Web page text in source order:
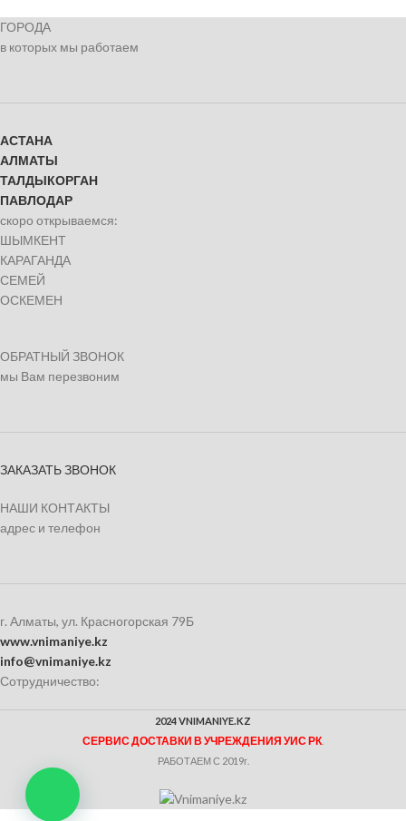
ГОРОДА
в которых мы работаем
АСТАНА
АЛМАТЫ
ТАЛДЫКОРГАН
ПАВЛОДАР
скоро открываемся:
ШЫМКЕНТ
КАРАГАНДА
СЕМЕЙ
ОСКЕМЕН
ОБРАТНЫЙ ЗВОНОК
мы Вам перезвоним
ЗАКАЗАТЬ ЗВОНОК
НАШИ КОНТАКТЫ
адрес и телефон
г. Алматы, ул. Красногорская 79Б
www.vnimaniye.kz
info@vnimaniye.kz
Сотрудничество:
2024 VNIMANIYE.KZ
СЕРВИС ДОСТАВКИ В УЧРЕЖДЕНИЯ УИС РК
РАБОТАЕМ С 2019г.